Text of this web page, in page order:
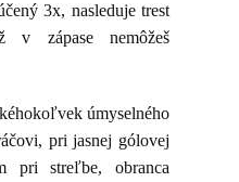
3x, nasleduje trest
v zápase nemôžeš
úmyselného
pri jasnej gólovej
pri streľbe, obranca